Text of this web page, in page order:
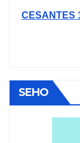
CESANTES
SEHO